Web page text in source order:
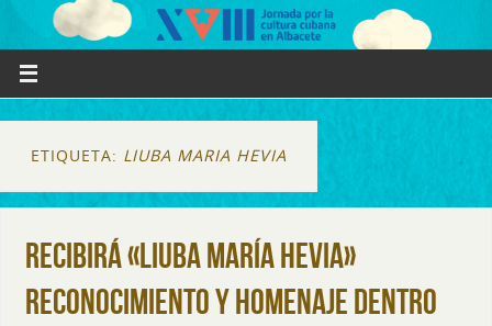
ETIQUETA: LIUBA MARIA HEVIA
Recibirá «Liuba María Hevia»
reconocimiento y homenaje dentro